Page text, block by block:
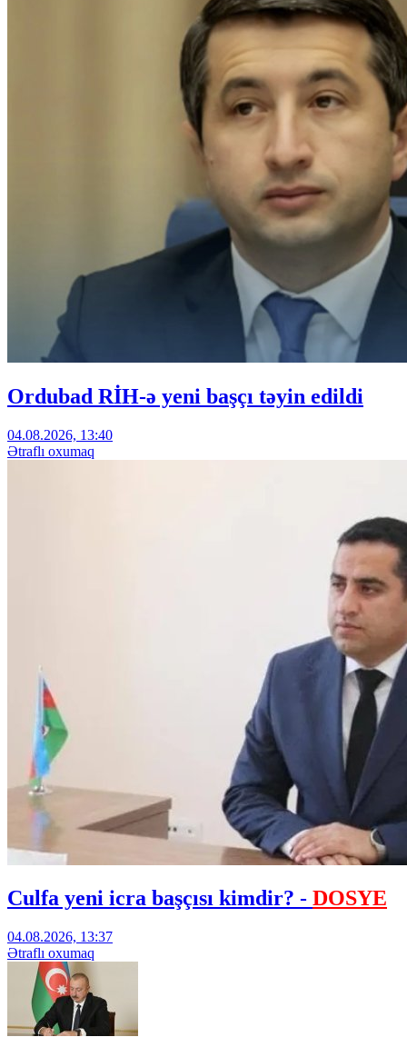
Ordubad RİH-ə yeni başçı təyin edildi
04.08.2026, 13:40
Ətraflı oxumaq
Culfa yeni icra başçısı kimdir? - DOSYE
04.08.2026, 13:37
Ətraflı oxumaq